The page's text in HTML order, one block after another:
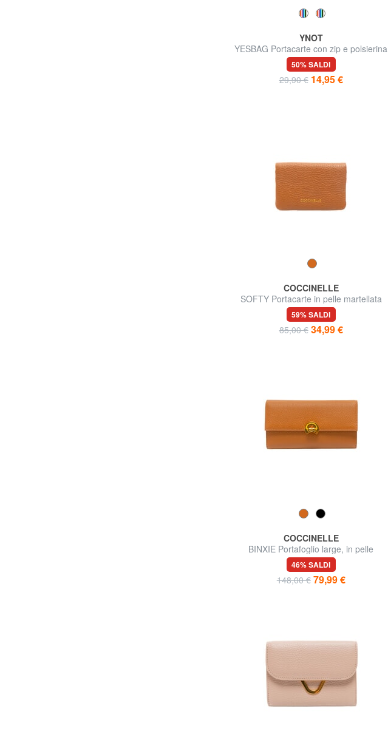
YNOT
YESBAG Portacarte con zip e polsierina
50% SALDI
29,90 € 14,95 €
COCCINELLE
SOFTY Portacarte in pelle martellata
59% SALDI
85,00 € 34,99 €
COCCINELLE
BINXIE Portafoglio large, in pelle
46% SALDI
148,00 € 79,99 €